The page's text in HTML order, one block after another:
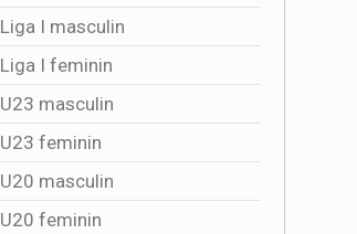
Liga I masculin
Liga I feminin
U23 masculin
U23 feminin
U20 masculin
U20 feminin